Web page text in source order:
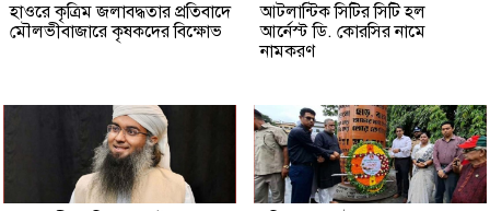
হাওরে কৃত্রিম জলাবদ্ধতার প্রতিবাদে
মৌলভীবাজারে কৃষকদের বিক্ষোভ
আটলান্টিক সিটির সিটি হল
আর্নেস্ট ডি. কোরসির নামে
নামকরণ